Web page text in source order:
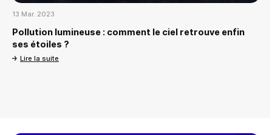
13 Mar. 2023
Pollution lumineuse : comment le ciel retrouve enfin
ses étoiles ?
Lire la suite